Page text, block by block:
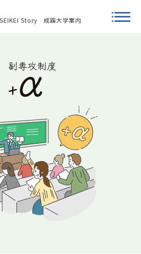
SEIKEI Story 成蹊大学案内
副専攻制度